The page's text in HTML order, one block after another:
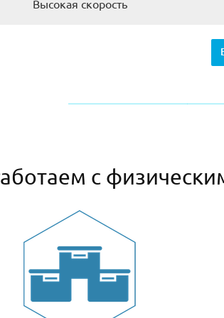
Высокая скорость
с